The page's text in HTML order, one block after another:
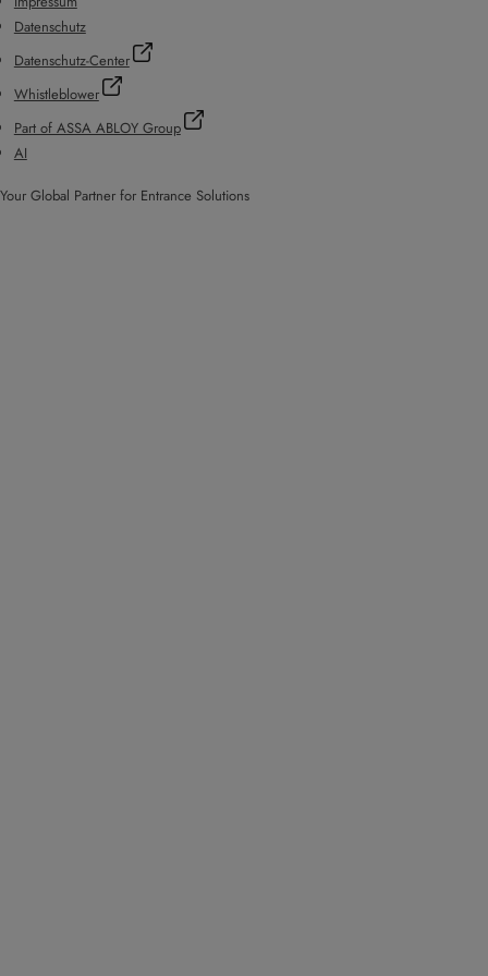
Datenschutz
Datenschutz-Center
Whistleblower
Part of ASSA ABLOY Group
AI
Your Global Partner for Entrance Solutions